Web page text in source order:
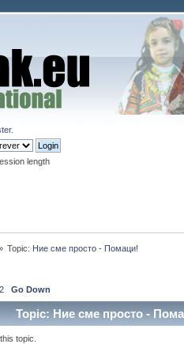
.
length
Topic: Ние сме просто - Помаци!
Go Down
Topic: Ние сме просто -
topic.